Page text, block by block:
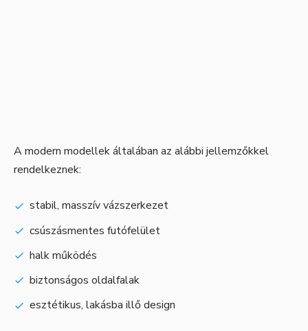
A modern modellek általában az alábbi jellemzőkkel
rendelkeznek:
stabil, masszív vázszerkezet
csúszásmentes futófelület
halk működés
biztonságos oldalfalak
esztétikus, lakásba illő design